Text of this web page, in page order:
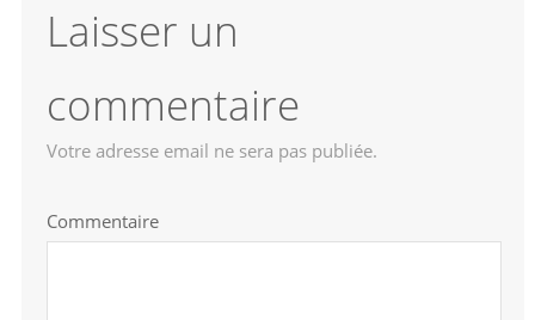
Laisser un
commentaire
Votre adresse email ne sera pas publiée.
Commentaire